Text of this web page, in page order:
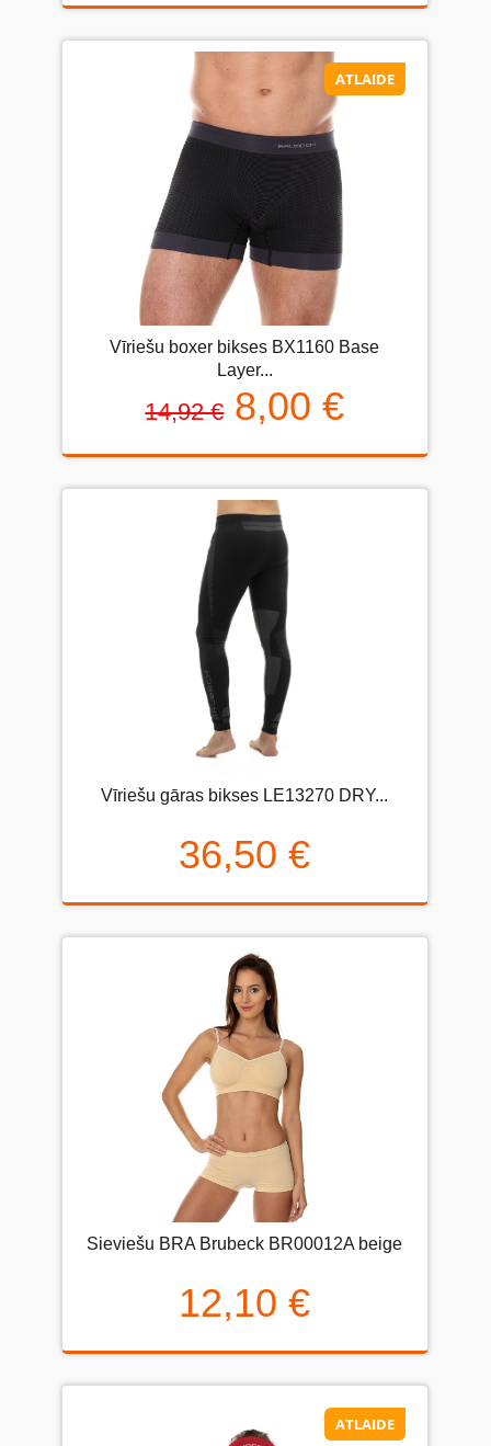
ATLAIDE
Vīriešu boxer bikses BX1160 Base
Layer...
14,92 € 8,00 €
Vīriešu gāras bikses LE13270 DRY...
36,50 €
Sieviešu BRA Brubeck BR00012A beige
12,10 €
ATLAIDE